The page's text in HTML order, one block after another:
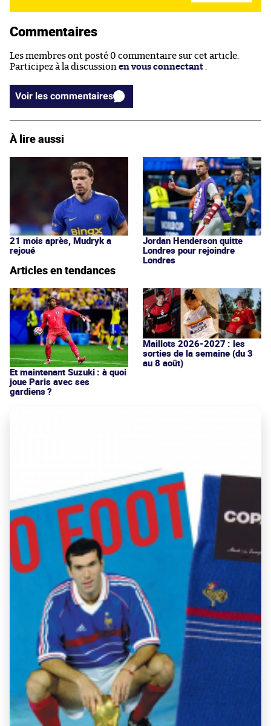
Commentaires
Les membres ont posté 0 commentaire sur cet article.
Participez à la discussion en vous connectant
Voir les commentaires
À lire aussi
21 mois après, Mudryk a
rejoué
Jordan Henderson quitte
Londres pour rejoindre
Londres
Articles en tendances
Et maintenant Suzuki : à quoi
joue Paris avec ses
gardiens ?
Maillots 2026-2027 : les
sorties de la semaine (du 3
au 8 août)